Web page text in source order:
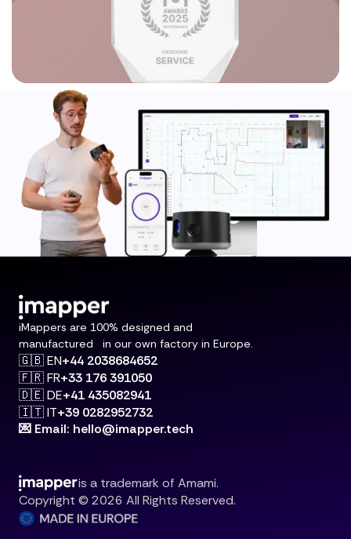
iMappers are 100% designed and
manufactured in our own factory in Europe.
🇬🇧 EN+44 2038684652
🇫🇷 FR+33 176 391050
🇩🇪 DE+41 435082941
🇮🇹 IT+39 0282952732
💌 Email: hello@imapper.tech
is a trademark of Amami.
Copyright © 2026 All Rights Reserved.